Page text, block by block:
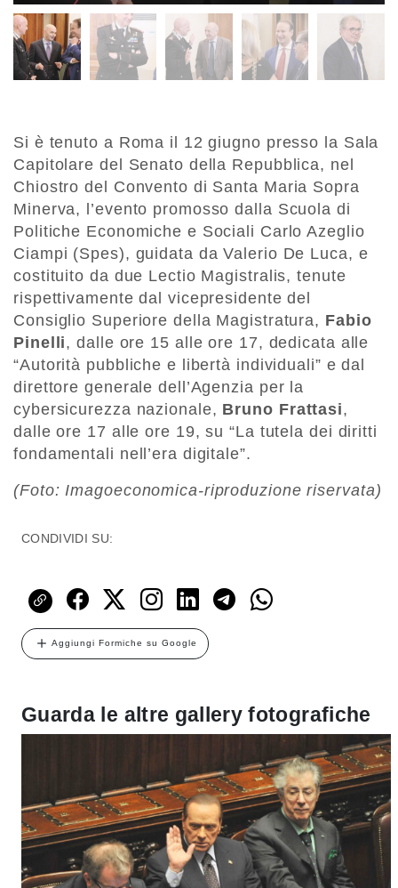
Si è tenuto a Roma il 12 giugno presso la Sala
Capitolare del Senato della Repubblica, nel
Chiostro del Convento di Santa Maria Sopra
Minerva, l’evento promosso dalla Scuola di
Politiche Economiche e Sociali Carlo Azeglio
Ciampi (Spes), guidata da Valerio De Luca, e
costituito da due Lectio Magistralis, tenute
rispettivamente dal vicepresidente del
Consiglio Superiore della Magistratura, Fabio
Pinelli, dalle ore 15 alle ore 17, dedicata alle
“Autorità pubbliche e libertà individuali” e dal
direttore generale dell’Agenzia per la
cybersicurezza nazionale, Bruno Frattasi,
dalle ore 17 alle ore 19, su “La tutela dei diritti
fondamentali nell’era digitale”.
(Foto: Imagoeconomica-riproduzione riservata)
CONDIVIDI SU:
Aggiungi Formiche su Google
Guarda le altre gallery fotografiche